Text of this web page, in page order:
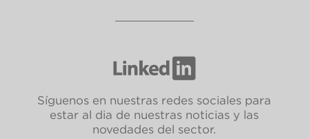
Síguenos en nuestras redes sociales para
estar al dia de nuestras noticias y las
novedades del sector.